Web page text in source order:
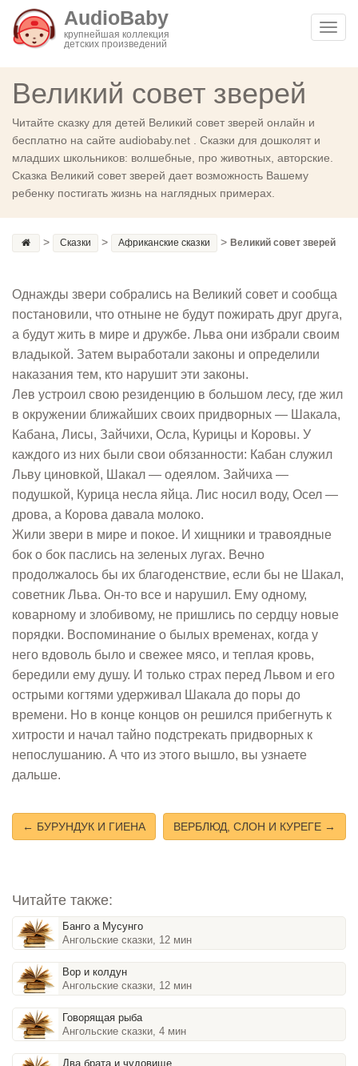
AudioBaby
крупнейшая коллекция
детских произведений
Великий совет зверей
Читайте сказку для детей Великий совет зверей онлайн и
бесплатно на сайте audiobaby.net . Сказки для дошколят и
младших школьников: волшебные, про животных, авторские.
Сказка Великий совет зверей дает возможность Вашему
ребенку постигать жизнь на наглядных примерах.
> Сказки > Африканские сказки > Великий совет зверей
Однажды звери собрались на Великий совет и сообща
постановили, что отныне не будут пожирать друг друга,
а будут жить в мире и дружбе. Льва они избрали своим
владыкой. Затем выработали законы и определили
наказания тем, кто нарушит эти законы.
Лев устроил свою резиденцию в большом лесу, где жил
в окружении ближайших своих придворных — Шакала,
Кабана, Лисы, Зайчихи, Осла, Курицы и Коровы. У
каждого из них были свои обязанности: Кабан служил
Льву циновкой, Шакал — одеялом. Зайчиха —
подушкой, Курица несла яйца. Лис носил воду, Осел —
дрова, а Корова давала молоко.
Жили звери в мире и покое. И хищники и травоядные
бок о бок паслись на зеленых лугах. Вечно
продолжалось бы их благоденствие, если бы не Шакал,
советник Льва. Он-то все и нарушил. Ему одному,
коварному и злобивому, не пришлись по сердцу новые
порядки. Воспоминание о былых временах, когда у
него вдоволь было и свежее мясо, и теплая кровь,
бередили ему душу. И только страх перед Львом и его
острыми когтями удерживал Шакала до поры до
времени. Но в конце концов он решился прибегнуть к
хитрости и начал тайно подстрекать придворных к
непослушанию. А что из этого вышло, вы узнаете
дальше.
← БУРУНДУК И ГИЕНА ВЕРБЛЮД, СЛОН И КУРЕГЕ →
Читайте также:
Банго а Мусунго
Ангольские сказки, 12 мин
Вор и колдун
Ангольские сказки, 12 мин
Говорящая рыба
Ангольские сказки, 4 мин
Два брата и чудовище